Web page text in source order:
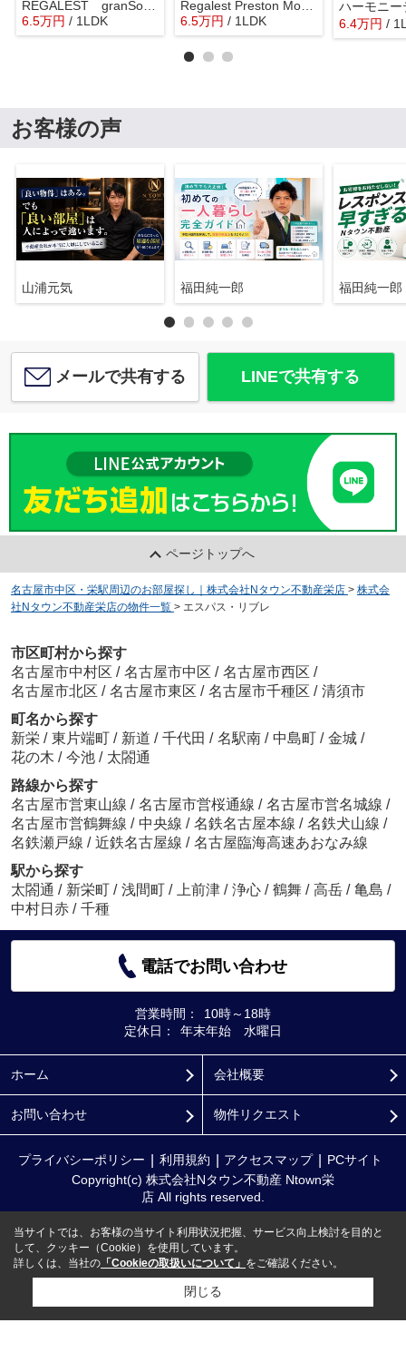
REGALEST granSouth
6.5万円 / 1LDK
Regalest Preston Morishita
6.5万円 / 1LDK 6.4万円 /
お客様の声
山浦元気 福田純一郎 福田純一郎
メールで共有する LINEで共有する
ページトップへ
名古屋市中区・栄駅周辺のお部屋探し｜株式会社Nタウン不動産栄店 > 株式会
社Nタウン不動産栄店の物件一覧 > エスパス・リブレ
市区町村から探す
名古屋市中村区 / 名古屋市中区 / 名古屋市西区 /
名古屋市北区 / 名古屋市東区 / 名古屋市千種区 / 清須市
町名から探す
新栄 / 東片端町 / 新道 / 千代田 / 名駅南 / 中島町 / 金城 /
花の木 / 今池 / 太閤通
路線から探す
名古屋市営東山線 / 名古屋市営桜通線 / 名古屋市営名城線 /
名古屋市営鶴舞線 / 中央線 / 名鉄名古屋本線 / 名鉄犬山線 /
名鉄瀬戸線 / 近鉄名古屋線 / 名古屋臨海高速あおなみ線
駅から探す
太閤通 / 新栄町 / 浅間町 / 上前津 / 浄心 / 鶴舞 / 高岳 / 亀島 /
中村日赤 / 千種
電話でお問い合わせ
営業時間：
10時～18時
定休日：
年末年始 水曜日
ホーム 会社概要
お問い合わせ 物件リクエスト
プライバシーポリシー 利用規約 アクセスマップ
PCサイト
Copyright(c) 株式会社Nタウン不動産 Ntown栄
店 All rights reserved.
当サイトでは、お客様の当サイト利用状況把握、サービス向上検討を目的と
して、クッキー（Cookie）を使用しています。
詳しくは、当社の 「Cookieの取扱いについて」 をご確認ください。
閉じる